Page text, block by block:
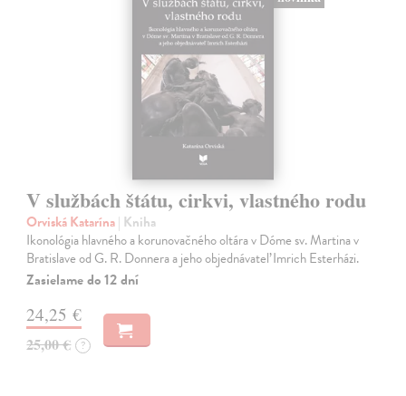
V službách štátu, cirkvi, vlastného rodu
Orviská Katarína| Kniha
Ikonológia hlavného a korunovačného oltára v Dóme sv. Martina v
Bratislave od G. R. Donnera a jeho objednávateľ Imrich Esterházi.
Zasielame do 12 dní
24,25 €
25,00 € ?